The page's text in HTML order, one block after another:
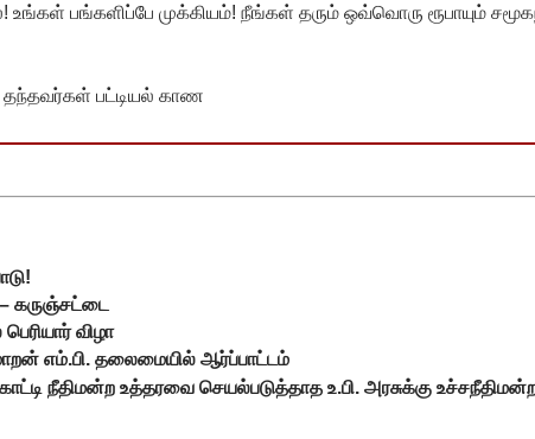
பங்களிப்பே முக்கியம்! நீங்கள் தரும் ஒவ்வொரு ரூபாயும்
தந்தவர்கள் பட்டியல் காண
கருஞ்சட்டை
விழா
எம்.பி. தலைமையில் ஆர்ப்பாட்டம்
நீதிமன்ற உத்தரவை செயல்படுத்தாத உ.பி. அரசுக்கு